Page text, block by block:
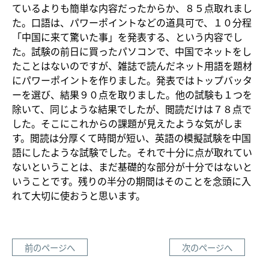
ているよりも簡単な内容だったからか、８５点取れまし
た。口語は、パワーポイントなどの道具可で、１０分程
「中国に来て驚いた事」を発表する、という内容でし
た。試験の前日に買ったパソコンで、中国でネットをし
たことはないのですが、雑誌で読んだネット用語を題材
にパワーポイントを作りました。発表ではトップバッタ
ーを選び、結果９０点を取りました。他の試験も１つを
除いて、同じような結果でしたが、閲読だけは７８点で
した。そこにこれからの課題が見えたような気がしま
す。閲読は分厚くて時間が短い、英語の模擬試験を中国
語にしたような試験でした。それで十分に点が取れてい
ないということは、まだ基礎的な部分が十分ではないと
いうことです。残りの半分の期間はそのことを念頭に入
れて大切に使おうと思います。
前のページへ 次のページへ